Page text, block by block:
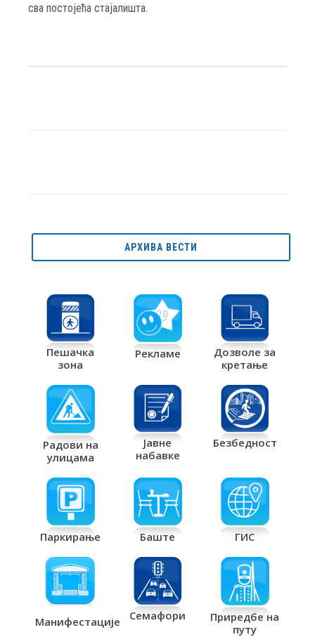
сва постојећа стајалишта.
АРХИВА ВЕСТИ
Пешачка
зона
Рекламе
Дозволе за
кретање
Радови на
улицама
Јавне
набавке
Безбедност
Паркирање Баште ГИС
Манифестације Семафори
Приредбе на
путу